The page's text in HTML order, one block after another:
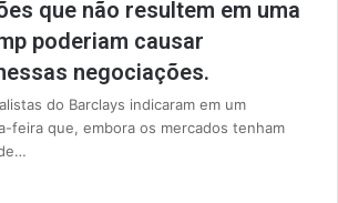
que não resultem em uma
poderiam causar
negociações.
do Barclays indicaram em um
feira que, embora os mercados tenham